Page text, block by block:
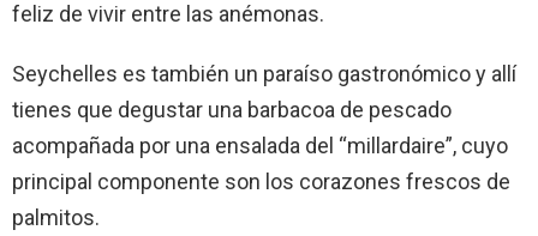
feliz de vivir entre las anémonas.
Seychelles es también un paraíso gastronómico y allí
tienes que degustar una barbacoa de pescado
acompañada por una ensalada del “millardaire”, cuyo
principal componente son los corazones frescos de
palmitos.